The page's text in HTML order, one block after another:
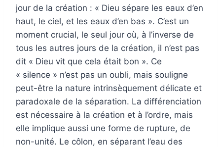
jour de la création : « Dieu sépare les eaux d’en
haut, le ciel, et les eaux d’en bas ». C’est un
moment crucial, le seul jour où, à l’inverse de
tous les autres jours de la création, il n’est pas
dit « Dieu vit que cela était bon ». Ce
« silence » n’est pas un oubli, mais souligne
peut-être la nature intrinsèquement délicate et
paradoxale de la séparation. La différenciation
est nécessaire à la création et à l’ordre, mais
elle implique aussi une forme de rupture, de
non-unité. Le côlon, en séparant l’eau des